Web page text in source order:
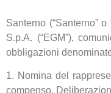
Santerno (“Santerno”
S.p.A. (“EGM”),
obbligazioni
1. Nomina del
compenso.